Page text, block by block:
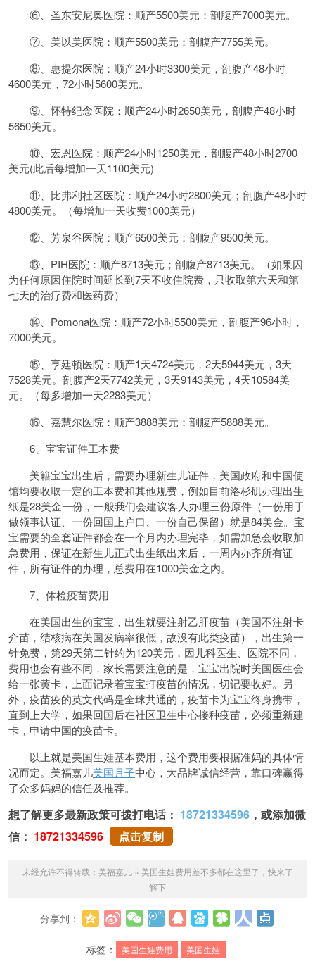
⑥、圣东安尼奥医院：顺产5500美元；剖腹产7000美元。
⑦、美以美医院：顺产5500美元；剖腹产7755美元。
⑧、惠提尔医院：顺产24小时3300美元，剖腹产48小时
4600美元，72小时5600美元。
⑨、怀特纪念医院：顺产24小时2650美元，剖腹产48小时
5650美元。
⑩、宏恩医院：顺产24小时1250美元，剖腹产48小时2700
美元(此后每增加一天1100美元)
⑪、比弗利社区医院：顺产24小时2800美元；剖腹产48小时
4800美元。（每增加一天收费1000美元）
⑫、芳泉谷医院：顺产6500美元；剖腹产9500美元。
⑬、PIH医院：顺产8713美元；剖腹产8713美元。（如果因
为任何原因住院时间延长到7天不收住院费，只收取第六天和第
七天的治疗费和医药费）
⑭、Pomona医院：顺产72小时5500美元，剖腹产96小时，
7000美元。
⑮、亨廷顿医院：顺产1天4724美元，2天5944美元，3天
7528美元。剖腹产2天7742美元，3天9143美元，4天10584美
元。（每多增加一天2283美元）
⑯、嘉慧尔医院：顺产3888美元；剖腹产5888美元。
6、宝宝证件工本费
美籍宝宝出生后，需要办理新生儿证件，美国政府和中国使
馆均要收取一定的工本费和其他规费，例如目前洛杉矶办理出生
纸是28美金一份，一般我们会建议客人办理三份原件（一份用于
做领事认证、一份回国上户口、一份自己保留）就是84美金。宝
宝需要的全套证件都会在一个月内办理完毕，如需加急会收取加
急费用，保证在新生儿正式出生纸出来后，一周内办齐所有证
件，所有证件的办理，总费用在1000美金之内。
7、体检疫苗费用
在美国出生的宝宝，出生就要注射乙肝疫苗（美国不注射卡
介苗，结核病在美国发病率很低，故没有此类疫苗），出生第一
针免费，第29天第二针约为120美元，因儿科医生、医院不同，
费用也会有些不同，家长需要注意的是，宝宝出院时美国医生会
给一张黄卡，上面记录着宝宝打疫苗的情况，切记要收好。另
外，疫苗疫的英文代码是全球共通的，疫苗卡为宝宝终身携带，
直到上大学，如果回国后在社区卫生中心接种疫苗，必须重新建
卡，申请中国的疫苗卡。
以上就是美国生娃基本费用，这个费用要根据准妈的具体情
况而定。美福嘉儿美国月子中心，大品牌诚信经营，靠口碑赢得
了众多妈妈的信任及推荐。
想了解更多最新政策可拨打电话： 18721334596 ，或添加微
信： 18721334596 点击复制
未经允许不得转载： 美福嘉儿» 美国生娃费用差不多都在这里了，快来了
解下
分享到：
标签：
美国生娃费用 美国生娃